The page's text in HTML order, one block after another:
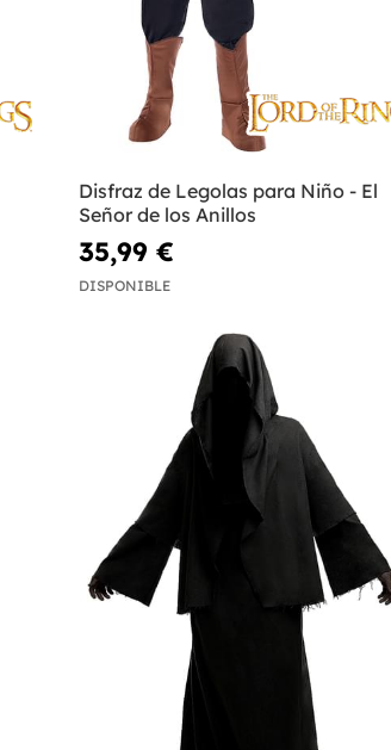
Disfraz de Legolas para Niño - El
Señor de los Anillos
35,99 €
DISPONIBLE